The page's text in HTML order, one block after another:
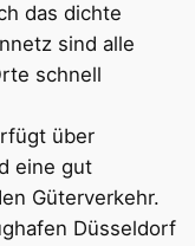
das dichte
sind alle
schnell
über
eine gut
Güterverkehr.
Düsseldorf